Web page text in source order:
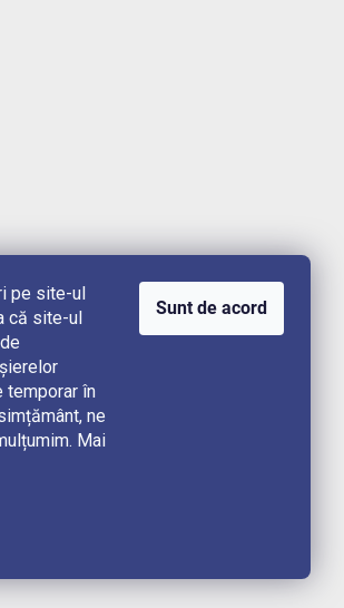
pe site-ul
că site-ul
temporar în
ne
Mai
Sunt de acord